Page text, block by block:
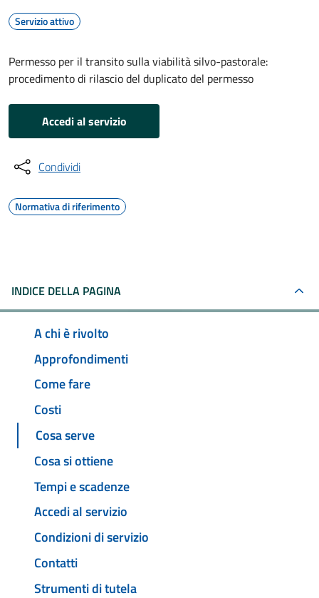
Servizio attivo
Permesso per il transito sulla viabilità silvo-pastorale:
procedimento di rilascio del duplicato del permesso
Accedi al servizio
Condividi
Normativa di riferimento
INDICE DELLA PAGINA
A chi è rivolto
Approfondimenti
Come fare
Costi
Cosa serve
Cosa si ottiene
Tempi e scadenze
Accedi al servizio
Condizioni di servizio
Contatti
Strumenti di tutela